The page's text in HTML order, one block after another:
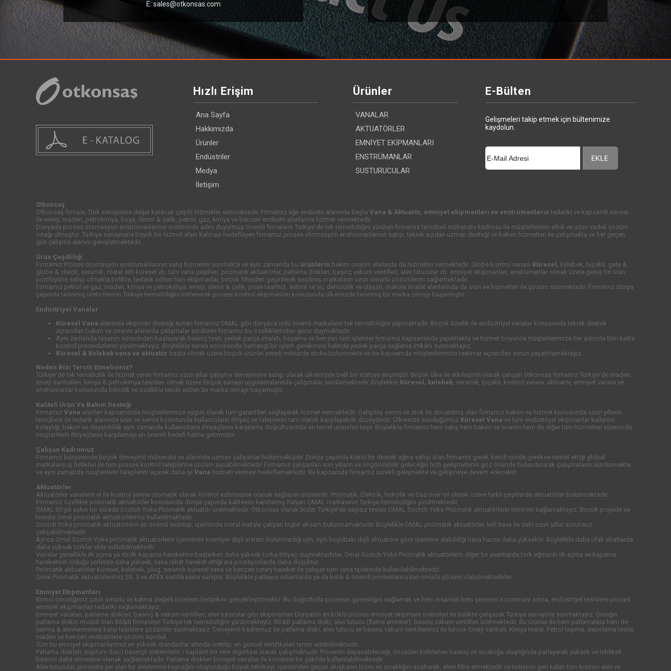
E: sales@otkonsas.com
Hızlı Erişim
Ana Sayfa
Hakkımızda
Ürünler
Endüstriler
Medya
İletişim
Ürünler
VANALAR
AKTUATÖRLER
EMNİYET EKİPMANLARI
ENSTRÜMANLAR
SUSTURUCULAR
E-Bülten
Gelişmeleri takip etmek için bültenimize
kaydolun.
Otkonsaş
Otkonsaş firması, Türk sanayisine değer katacak çeşitli hizmetler sunmaktadır. Firmamız ağır endüstri alanında başta Vana & Aktuatör, emniyet ekipmanları ve enstrümanların tedariki ve kapsamlı servisi
ile enerji, maden, petrokimya, boya, demir & çelik, petrol, gaz, kimya ve benzeri endüstri alanlarına hizmet vermektedir.
Dünyada proses otomasyon enstrümanlarının üretiminde adını duyurmuş önemli firmaların Türkiye'de tek temsilciliğini yürüten firmamız tecrübeli mühendis kadrosu ile müşterilerinin etkili ve uzun vadeli çözüm
ortağı olmuştur. Türkiye sanayisine büyük bir hizmet alanı katmayı hedefleyen firmamız proses otomasyon enstrümanlarının satışı, teknik açıdan uzman desteği ve bakım hizmetleri ile çalışmakta ve her geçen
gün çalışma alanını genişletmektedir.
Ürün Çeşitliliği
Firmamız Proses otomasyon enstrümanlarının satış hizmetini sunmakta ve aynı zamanda bu ürünlerin bakım onarım alanında da hizmetini vermektedir. Globe kontrol vanası Küresel, kelebek, bıçaklı, gate &
globe & check, seramik, metal sitli küresel vb. tüm vana çeşitleri, pnömatik aktuatörler, patlama diskleri, basınç vakum ventilleri, alev tutucular vb. emniyet ekipmanları, enstrümanlar olmak üzere geniş bir ürün
portföyüne sahip olmakla birlikte, tedarik edilen tüm ekipmanlar, birçok filtreden geçirilerek seçilmiş markaların uzun ömürlü çözümlerini sağlamaktadır.
Firmamız petrol ve gaz, maden, kimya ve petrokimya, enerji, demir & çelik, proje taahhüt, arıtma ve su, denizcilik ve ulaşım, makine imalat alanlarında da ürün ve hizmetleri ile çözüm sunmaktadır. Firmamız dünya
çapında tanınmış üreticilerinin Türkiye temsilciliğini üstlenerek proses kontrol ekipmanları konusunda ülkemizde tanınmış bir marka olmayı başarmıştır.
Endüstriyel Vanalar
Küresel Vana alanında ekipman desteği sunan firmamız OMAL gibi dünyaca ünlü önemli markaların tek temsilciliğini yapmaktadır. Birçok özellik ile endüstriyel vanalar konusunda teknik destek
açısından bakım ve onarım alanında çalışmalar sürdüren firmamız bu özelliklerinden gurur duymaktadır.
Aynı zamanda tasarım sürecinden başlayarak basınç testi, yedek parça imalatı, boyama ve benzeri tüm işlemler firmamız kapsamında yapılmakta ve hizmet boyunca müşterilerimize her adımda tüm kalite
kontrol prosedürlerini yürütmekteyiz. Böylelikle servis sonrasında herhangi bir işlem gerekmesi halinde yedek parça sağlama imkânı sunmaktayız.
Küresel & Kelebek vana ve aktuatör başta olmak üzere birçok ürünün yeterli miktarda stoku bulunmakta ve bu kapsamda müşterilerimize teslimat açısından sorun yaşatmamaktayız.
Neden Bizi Tercih Etmelisiniz?
Türkiye'de tek temsilcilik ile hizmet veren firmamız uzun yıllar çalışma deneyimine sahip olarak ülkemizde belli bir statüye erişmiştir. Birçok ülke ile etkileşimli olarak çalışan Otkonsaş firmamız Türkiye'de maden,
enerji santralleri, kimya & petrokimya tesisleri olmak üzere birçok sanayii uygulamalarında çalışmalar sürdürmektedir. Böylelikle Küresel, kelebek , seramik, bıçaklı, kontrol vanası, aktuatör, emniyet vanası ve
enstrümanlar konusunda bilindik ve özellikle tercih edilen bir marka olmayı başarmıştır.
Kaliteli Ürün Ve Bakım Desteği
Firmamız Vana ürünleri kapsamında müşterilerimize uygun olarak tüm garantileri sağlayarak hizmet vermektedir. Gelişmiş servis ve stok ile donatılmış olan firmamız bakım ve hizmet konusunda uzun yılların
tecrübesi ile tedarik alanında ürün ve servis konusunda kullanıcıların ihtiyaç ve taleplerini tam olarak karşılayabilir düzeydedir. Ülkemize sunduğumuz Küresel Vana ve tüm endüstriyel ekipmanlar kullanım
kolaylığı, bakım ve dayanıklılık aynı zamanda kullanıcıların ihtiyaçlarını karşılama doğrultusunda en temel unsurları taşır. Böylelikle firmamız hem satış hem bakım ve onarım hem de diğer tüm hizmetleri sürecinde
müşterilerin ihtiyaçlarını karşılamayı en önemli hedefi haline getirmiştir.
Çalışan Kadromuz
Firmamız bünyesinde birçok deneyimli mühendis ve alanında uzman çalışanlar bulunmaktadır. Dünya çapında köklü bir destek ağına sahip olan firmamız gerek kendi içinde gerekse temsil ettiği global
markaların iş birlikleri ile tüm proses kontrol taleplerine çözüm sunabilmektedir. Firmamız çalışanları son yılların ve öngörülebilir geleceğin hızlı gelişmelerini göz önünde bulundurarak çalışmalarını sürdürmekte
ve aynı zamanda müşterilerin taleplerini aşarak daha iyi Vana hizmeti vermeyi hedeflemektedir. Bu kapsamda firmamız sürekli gelişmekte ve gelişmeye devam edecektir.
Aktuatörler
Aktuatörler vanaların el ile kontrol yerine otomatik olarak kontrol edilmesine olanak sağlayan ürünlerdir. Pnömatik, Elektrik, hidrolik ve Gaz over oil olmak üzere farklı çeşitlerde aktuatörler bulunmaktadır.
Firmamız özellikle pnömatik aktuatörler konusunda dünya çapında kalitesini kanıtlamış İtalyan OMAL markasının Türkiye temsilciliğini yürütmektedir.
OMAL 30 yılı aşkın bir süredir Scotch Yoke Pnömatik aktuatör üretmektedir. Otkonsaş olarak bizler Türkiye’de sayısız tesise OMAL Scotch Yoke Pnömatik aktuatörlerin teminini sağlamaktayız. Birçok projede ve
tesiste Omal pnömatik aktuatörlerimiz kullanılmaktadır.
Scotch Yoke pnömatik aktuatörlerin en önemli avantajı, içerisinde metal metale çalışan hiçbir aksam bulunmamaktadır. Böylelikle OMAL pnömatik aktuatörler, kirli hava ile dahi uzun yıllar sorunsuz
çalışabilmektedir.
Ayrıca Omal Scotch Yoke pnömatik aktuatörlerin içerisinde kremiyer dişli sistem bulunmadığı için, aynı boyuttaki dişli aktuatöre göre içerisine alabildiği hava hacmi daha yüksektir. Böylelikle daha ufak ebatlarda
daha yüksek torklar elde edilebilmektedir.
Vanalar genellikle ilk açma ya da ilk kapama hareketine başlarken daha yüksek torka ihtiyaç duymaktadırlar. Omal Scotch Yoke Pnömatik aktuatörlerin diğer bir avantajıda tork eğrisinin ilk açma ve kapama
hareketinin olduğu yerlerde daha yüksek, vana rahat hareket ettiği ara pozisyonlarda daha düşüktür.
Pnömatik aktuatörler Küresel, kelebek, plug, seramik küresel vana ve benzeri rotary hareket ile çalışan tüm vana tiplerinde kullanılabilmektedir.
Omal Pnömatik aktuatörlerimiz SIL 3 ve ATEX sertifikasına sahiptir. Böylelikle patlayıcı ortamlarda ya da kritik & önemli proseslere uzun ömürlü çözüm olabilmektedirler.
Emniyet Ekipmanları
Birinci önceliğimiz uzun ömürlü ve katma değerli ürünlerin tedarikini gerçekleştirmektir. Bu doğrultuda prosesin güvenliğini sağlamak ve hem insanları hem çevrenin korunması adına, endüstriyel tesislere proses
emniyet ekipmanları tedariki sağlamaktayız.
Emniyet vanaları, patlama diskleri, basınç & vakum ventilleri, alev tutucular gibi ekipmanları Dünyanın en köklü proses emniyet ekipmanı üreticileri ile birlikte çalışarak Türkiye sanayiine sunmaktayız. Örneğin
patlama diskin mucidi olan BS&B firmasının Türkiye tek temsilciliğini yürütmekteyiz. BS&B patlama diski, alev tutucu (flame arrester), basınç vakum ventilleri üretmektedir. Bu ürünler ile hem patlamalara hem de
yanma & alevlenmelere karşı tesislere çözümler sunmaktayız. Deneyimli kadromuz ile patlama diski, alev tutucu ve basınç vakum ventillerimiz ile birçok Enerji santrali, Kimya tesisi, Petrol taşıma, depolama tesisi,
maden ve benzeri endüstrilere çözüm sunduk.
Tüm bu emniyet ekipmanlarımız en yüksek standartlar altında üretilip, en güncel sertifikaları temin edebilmektedir.
Patlama diskleri, (rupture disc) basınçlı sistemlerin / kapların bir nevi sigortası olarak çalışmaktadır. Prosesin dayanabileceği, önceden belirlenen basınç ve sıcaklığa ulaştığında patlayarak yüksek ve tehlikeli
basıncı dahil etmesine olanak sağlamaktadır. Patlama diskleri Emniyet vanaları ile kombine bir şekilde kullanılabilmektedir.
Alev tutucular, proseste yer alan bir alevlenme kaynağını oluşturduğu büyük tehlikeyi, içerisinden geçen akışkanın hızını ve sıcaklığını azaltarak, alevi filtre etmektedir ve tesisinin geri kalan tüm kısmını alev ve